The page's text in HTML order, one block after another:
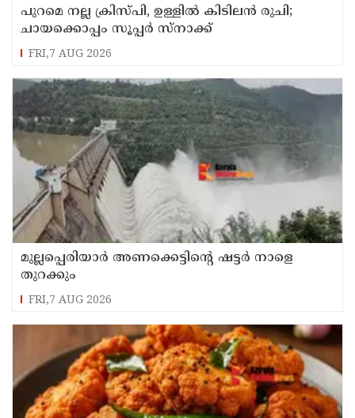
പുറമെ നല്ല ക്രിസ്പി, ഉള്ളിൽ കിടിലൻ രുചി;
ചായക്കൊപ്പം സൂപ്പർ സ്നാക്ക്
FRI,7 AUG 2026
മുല്ലപ്പെരിയാർ അണക്കെട്ടിൻ്റെ ഷട്ടർ നാളെ
തുറക്കും
FRI,7 AUG 2026